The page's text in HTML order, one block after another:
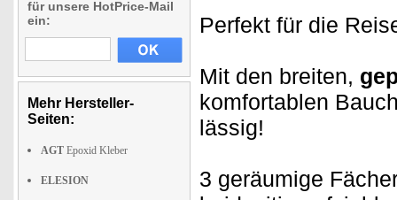
für unsere HotPrice-Mail
ein:
Mehr Hersteller-
Seiten:
AGT Epoxid Kleber
ELESION
Perfekt für die
Mit den breiten,
komfortablen
lässig!
3 geräumige